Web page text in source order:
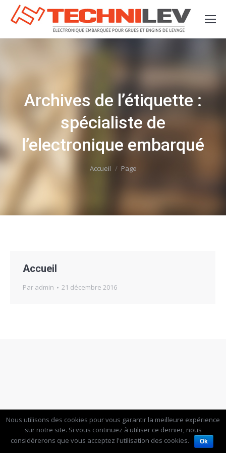
Archives de l’étiquette :
spécialiste de
l’electronique embarqué
Accueil Page
Accueil
Par admin 21 décembre 2016
Nous utilisons des cookies pour vous garantir la meilleure expérience
sur notre site. Si vous continuez à utiliser ce dernier, nous
considérerons que vous acceptez l'utilisation des cookies.
Ok